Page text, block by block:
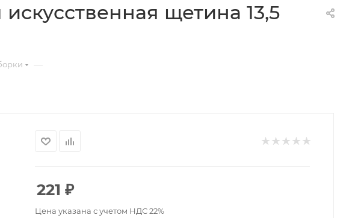
щетина 13,5
—
221 ₽
Цена указана с учетом НДС 22%